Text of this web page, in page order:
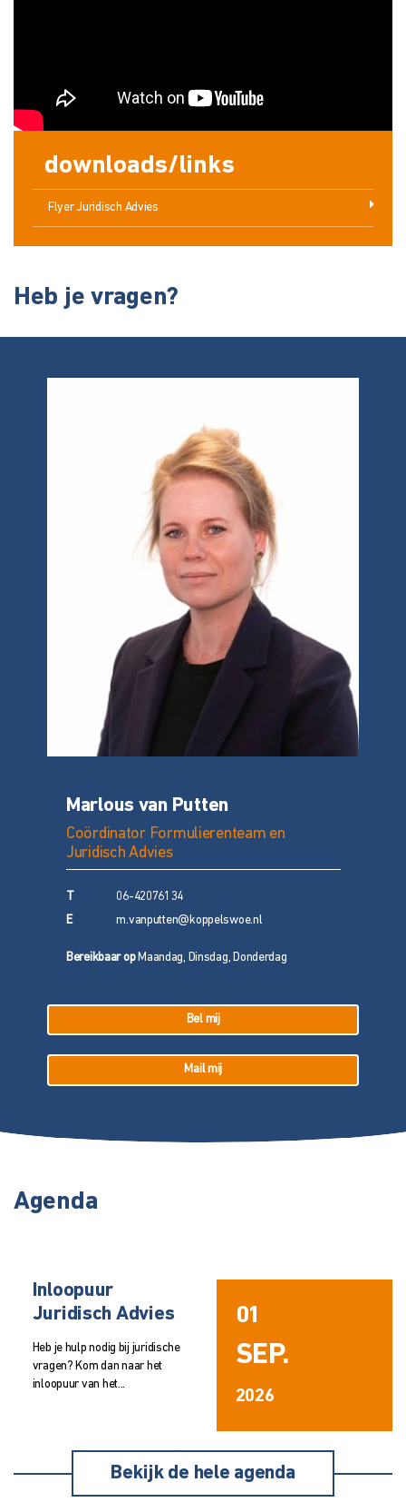
downloads/links
Flyer Juridisch Advies
Heb je vragen?
Marlous van Putten
Coördinator Formulierenteam en
Juridisch Advies
06-42076134
E m.vanputten@koppelswoe.nl
Bereikbaar opMaandag, Dinsdag, Donderdag
Bel mij
Mail mij
Agenda
Inloopuur
Juridisch Advies
Heb je hulp nodig bij juridische
vragen? Kom dan naar het
inloopuur van het...
01
SEP.
2026
Bekijk de hele agenda